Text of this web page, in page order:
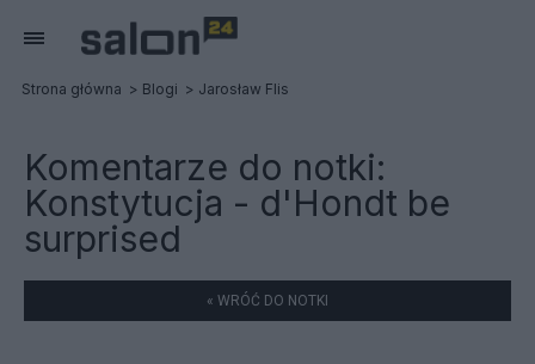
Strona główna Blogi Jarosław Flis
Komentarze do notki:
Konstytucja - d'Hondt be
surprised
« WRÓĆ DO NOTKI